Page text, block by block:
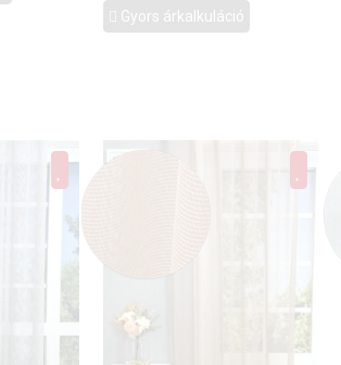
Gyors árkalkuláció